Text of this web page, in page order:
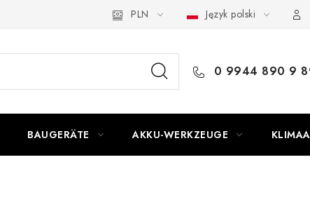
PLN Język polski
0 9944 890 9
BAUGERÄTE AKKU-WERKZEUGE